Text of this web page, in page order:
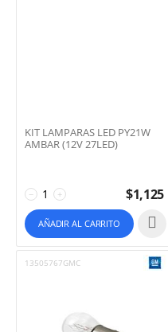
KIT LAMPARAS LED PY21W
AMBAR (12V 27LED)
+
− $1,125
AÑADIR AL CARRITO
13505767GMC